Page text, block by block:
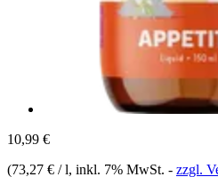
10,99 €
(73,27 € / l, inkl. 7% MwSt. - zzgl.